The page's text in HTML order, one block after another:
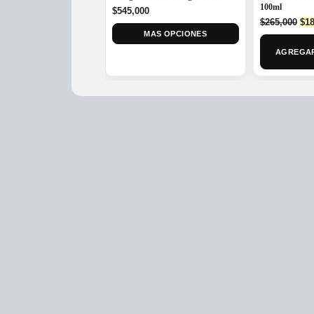
$545,000
MAS OPCIONES
100ml
$265,000 $